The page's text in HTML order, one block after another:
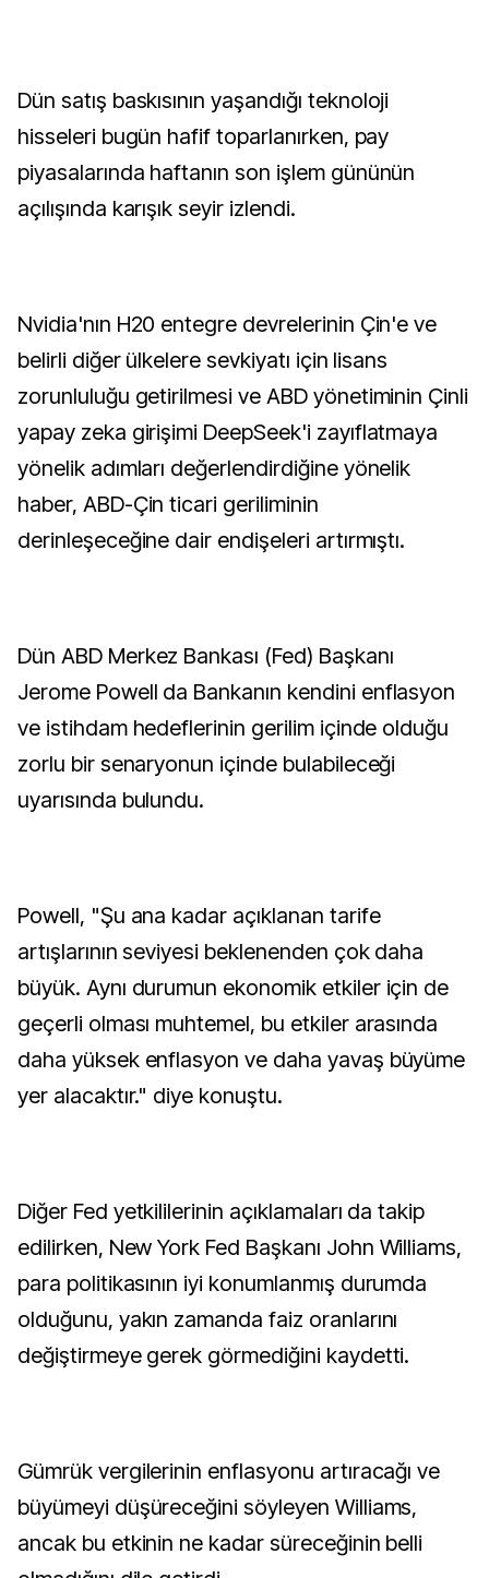
Dün satış baskısının yaşandığı teknoloji
hisseleri bugün hafif toparlanırken, pay
piyasalarında haftanın son işlem gününün
açılışında karışık seyir izlendi.
Nvidia'nın H20 entegre devrelerinin Çin'e ve
belirli diğer ülkelere sevkiyatı için lisans
zorunluluğu getirilmesi ve ABD yönetiminin Çinli
yapay zeka girişimi DeepSeek'i zayıflatmaya
yönelik adımları değerlendirdiğine yönelik
haber, ABD-Çin ticari geriliminin
derinleşeceğine dair endişeleri artırmıştı.
Dün ABD Merkez Bankası (Fed) Başkanı
Jerome Powell da Bankanın kendini enflasyon
ve istihdam hedeflerinin gerilim içinde olduğu
zorlu bir senaryonun içinde bulabileceği
uyarısında bulundu.
Powell, "Şu ana kadar açıklanan tarife
artışlarının seviyesi beklenenden çok daha
büyük. Aynı durumun ekonomik etkiler için de
geçerli olması muhtemel, bu etkiler arasında
daha yüksek enflasyon ve daha yavaş büyüme
yer alacaktır." diye konuştu.
Diğer Fed yetkililerinin açıklamaları da takip
edilirken, New York Fed Başkanı John Williams,
para politikasının iyi konumlanmış durumda
olduğunu, yakın zamanda faiz oranlarını
değiştirmeye gerek görmediğini kaydetti.
Gümrük vergilerinin enflasyonu artıracağı ve
büyümeyi düşüreceğini söyleyen Williams,
ancak bu etkinin ne kadar süreceğinin belli